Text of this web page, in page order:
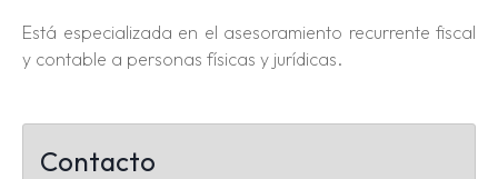
Está especializada en el asesoramiento recurrente fiscal
y contable a personas físicas y jurídicas.
Contacto